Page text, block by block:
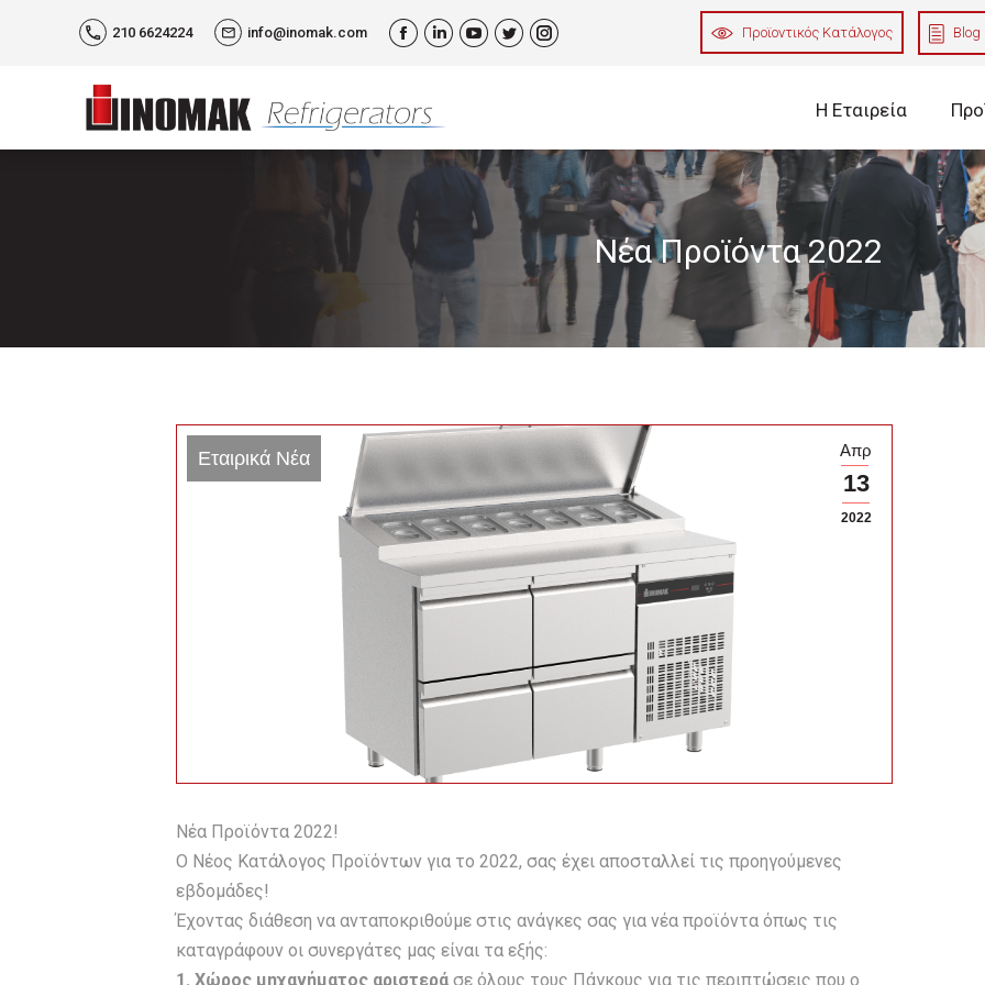
210 6624224 info@inomak.com Facebook
LinkedinYouTube
TwitterInstagram Προϊοντικός Κατάλογος Blog
Η Εταιρεία
Ψυγεία
Θάλαμοι
Θάλαμοι
Έγχρωμα
Νέα Προϊόντα 2022
Απρ
13
2022
Εταιρικά Νέα
Νέα Προϊόντα 2022!
Ο Νέος Κατάλογος Προϊόντων για το 2022, σας έχει αποσταλλεί τις προηγούμενες
εβδομάδες!
Έχοντας διάθεση να ανταποκριθούμε στις ανάγκες σας για νέα προϊόντα όπως τις
καταγράφουν οι συνεργάτες μας είναι τα εξής:
1. Xώρος μηχανήματος αριστερά σε όλους τους Πάγκους για τις περιπτώσεις που ο